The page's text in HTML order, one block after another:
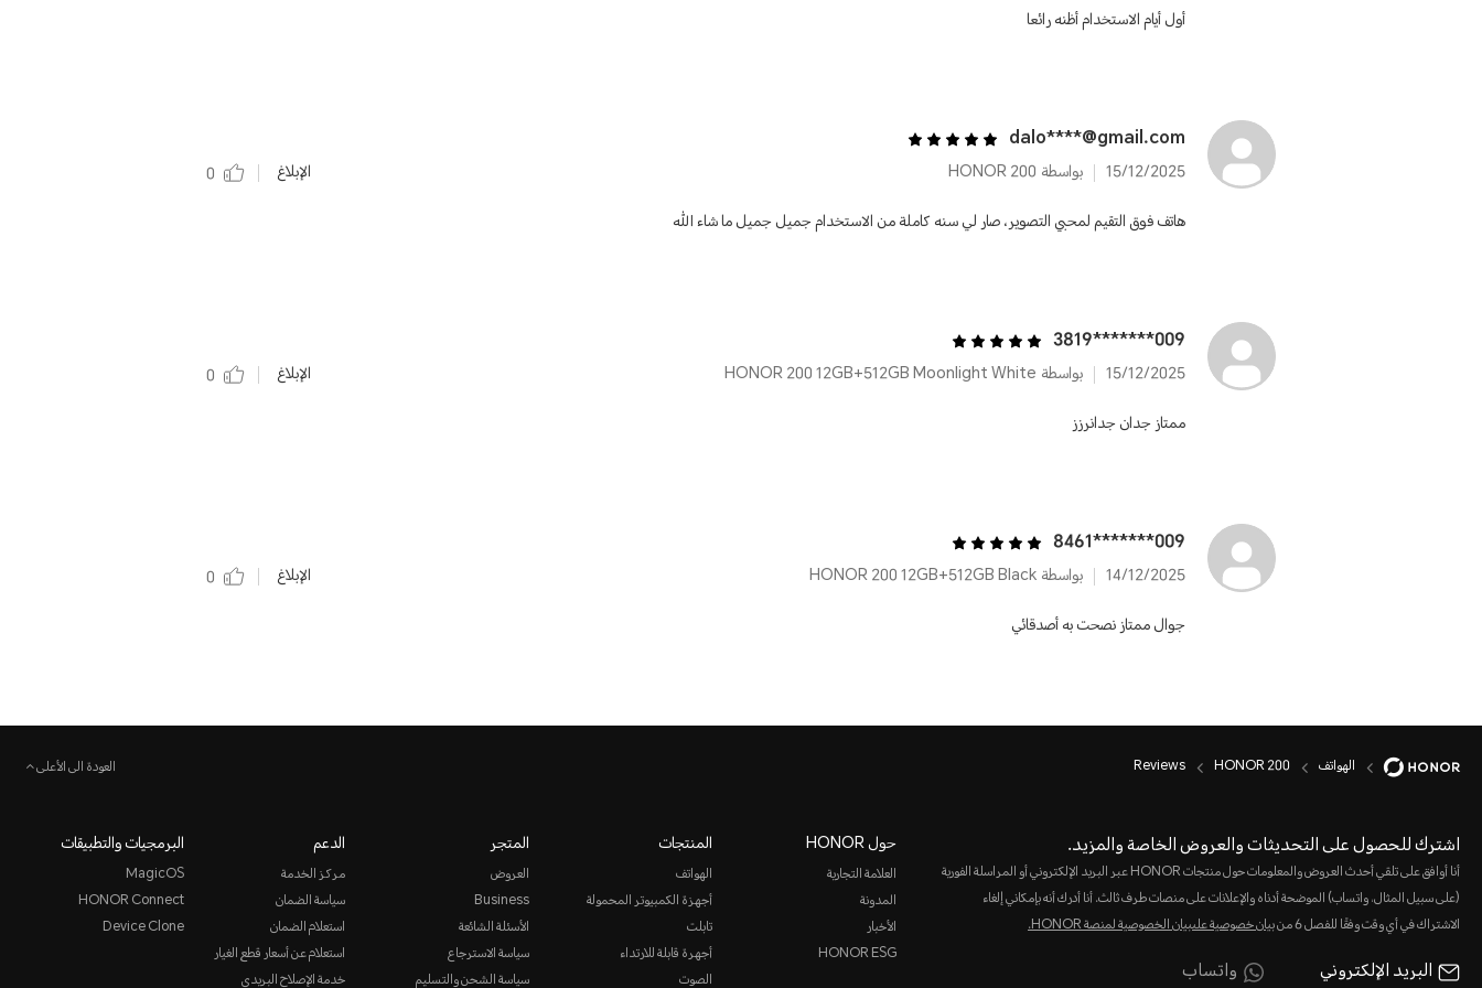
أول أيام الاستخدام أظنه رائعا
dalo****@gmail.com
15/12/2025 بواسطة HONOR 200 الإبلاغ
0
هاتف فوق التقيم لمحبي التصوير، صار لي سنه كاملة من الاستخدام جميل جميل ما شاء الله
009*******3819
15/12/2025 بواسطة HONOR 200 12GB+512GB Moonlight White الإبلاغ
0
ممتاز جدان جدانرزز
009*******8461
14/12/2025 بواسطة HONOR 200 12GB+512GB Black الإبلاغ
0
جوال ممتاز نصحت به أصدقائي
الهواتف HONOR 200
Reviews العودة الى الأعلى
اشترك للحصول على التحديثات والعروض الخاصة والمزيد.
أنا أوافق على تلقي أحدث العروض والمعلومات حول منتجات HONOR عبر البريد الإلكتروني أو المراسلة الفورية
(على سبيل المثال، واتساب) الموضحة أدناه والإعلانات على منصات طرف ثالث. أنا أدرك أنه بإمكاني إلغاء
الاشتراك في أي وقت وفقًا للفصل 6 من
بيان خصوصية علىبيان الخصوصية لمنصة HONOR‬.
البريد الإلكتروني واتساب
حول HONOR
العلامة التجارية
المدونة
الأخبار
HONOR ESG
المنتجات
الهواتف
أجهزة الكمبيوتر المحمولة
تابلت
أجهرة قابلة للارتداء
الصوت
المتجر
العروض
Business
الأسئلة الشائعة
سياسة الاسترجاع
سياسة الشحن والتسليم
الدعم
مركز الخدمة
سياسة الضمان
استعلام الضمان
استعلام عن أسعار قطع الغيار
خدمة الإصلاح البريدي
البرمجيات والتطبيقات
MagicOS
HONOR Connect
Device Clone